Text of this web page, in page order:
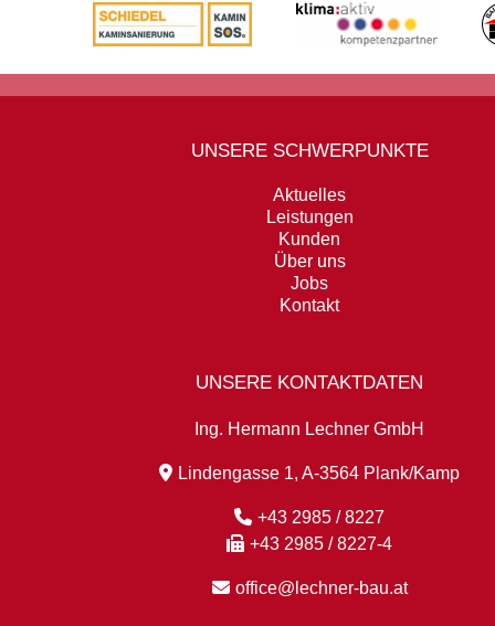
UNSERE SCHWERPUNKTE
Aktuelles
Leistungen
Kunden
Über uns
Jobs
Kontakt
UNSERE KONTAKTDATEN
Ing. Hermann Lechner GmbH
Lindengasse 1, A-3564 Plank/Kamp
+43 2985 / 8227
+43 2985 / 8227-4
office@lechner-bau.at